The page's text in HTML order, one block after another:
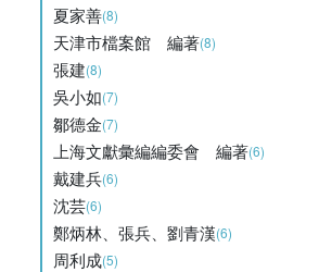
夏家善(8)
天津市檔案館 編著(8)
張建(8)
吳小如(7)
鄒德金(7)
上海文獻彙編編委會 編著(6)
戴建兵(6)
沈芸(6)
鄭炳林、張兵、劉青漢(6)
周利成(5)